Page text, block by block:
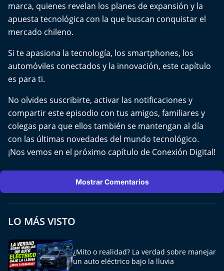
Expreso PM
Conecta Vida
El Mejor País de Chile
Bío Bío en Ruta
Especiales
Chile, Historia de 30 años
Carrera a La Moneda
marca, quienes revelan los planes de expansión y la
apuesta tecnológica con la que buscan conquistar el
mercado chileno.
Si te apasiona la tecnología, los smartphones, los
automóviles conectados y la innovación, este capítulo
es para ti.
No olvides suscribirte, activar las notificaciones y
compartir este episodio con tus amigos, familiares y
colegas para que ellos también se mantengan al día
con las últimas novedades del mundo tecnológico.
¡Nos vemos en el próximo capítulo de Conexión Digital!
Mostrar Comentarios
LO MÁS VISTO
¿Mito o realidad? La verdad sobre manejar
un auto eléctrico bajo la lluvia